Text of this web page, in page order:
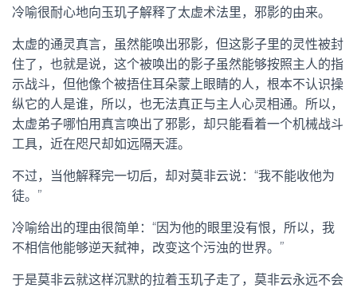
冷喻很耐心地向玉玑子解释了太虚术法里，邪影的由来。
太虚的通灵真言，虽然能唤出邪影，但这影子里的灵性被封
住了，也就是说，这个被唤出的影子虽然能够按照主人的指
示战斗，但他像个被捂住耳朵蒙上眼睛的人，根本不认识操
纵它的人是谁，所以，也无法真正与主人心灵相通。所以，
太虚弟子哪怕用真言唤出了邪影，却只能看着一个机械战斗
工具，近在咫尺却如远隔天涯。
不过，当他解释完一切后，却对莫非云说：“我不能收他为
徒。”
冷喻给出的理由很简单：“因为他的眼里没有恨，所以，我
不相信他能够逆天弑神，改变这个污浊的世界。”
于是莫非云就这样沉默的拉着玉玑子走了，莫非云永远不会